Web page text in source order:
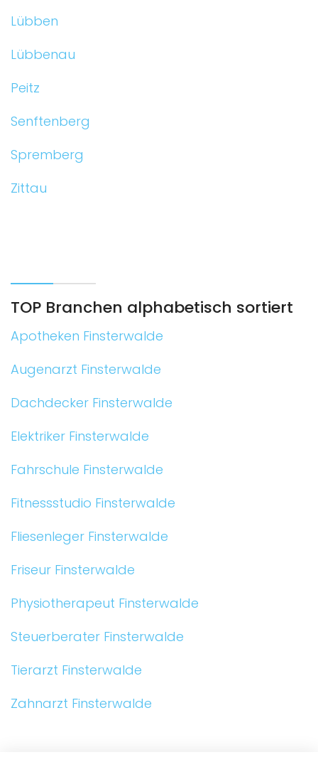
Lübben
Lübbenau
Peitz
Senftenberg
Spremberg
Zittau
TOP Branchen alphabetisch sortiert
Apotheken Finsterwalde
Augenarzt Finsterwalde
Dachdecker Finsterwalde
Elektriker Finsterwalde
Fahrschule Finsterwalde
Fitnessstudio Finsterwalde
Fliesenleger Finsterwalde
Friseur Finsterwalde
Physiotherapeut Finsterwalde
Steuerberater Finsterwalde
Tierarzt Finsterwalde
Zahnarzt Finsterwalde